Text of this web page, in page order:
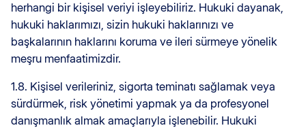
herhangi bir kişisel veriyi işleyebiliriz. Hukuki dayanak,
hukuki haklarımızı, sizin hukuki haklarınızı ve
başkalarının haklarını koruma ve ileri sürmeye yönelik
meşru menfaatimizdir.
1.8. Kişisel verileriniz, sigorta teminatı sağlamak veya
sürdürmek, risk yönetimi yapmak ya da profesyonel
danışmanlık almak amaçlarıyla işlenebilir. Hukuki